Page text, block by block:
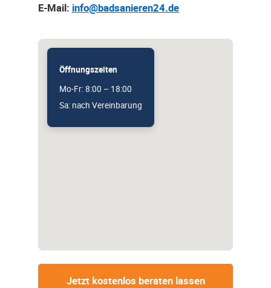
E-Mail: info@badsanieren24.de
Öffnungszeiten
Mo-Fr: 8:00 – 18:00
Sa: nach Vereinbarung
Jetzt kostenlos beraten lassen